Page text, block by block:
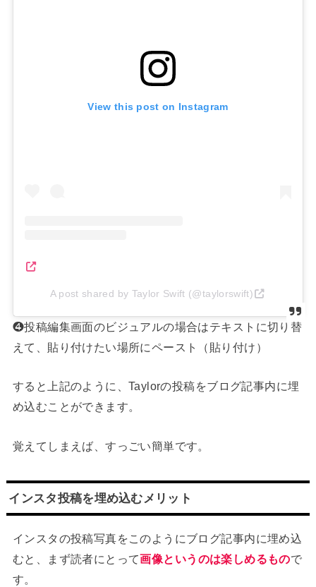
View this post on Instagram
A post shared by Taylor Swift (@taylorswift)
❹投稿編集画面のビジュアルの場合はテキストに切り替
えて、貼り付けたい場所にペースト（貼り付け）
すると上記のように、Taylorの投稿をブログ記事内に埋
め込むことができます。
覚えてしまえば、すっごい簡単です。
インスタ投稿を埋め込むメリット
インスタの投稿写真をこのようにブログ記事内に埋め込
むと、まず読者にとって画像というのは楽しめるもので
す。